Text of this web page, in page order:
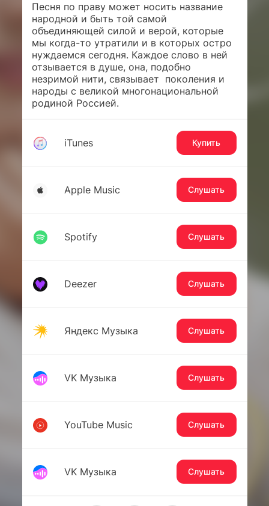
Песня по праву может носить название
народной и быть той самой
объединяющей силой и верой, которые
мы когда-то утратили и в которых остро
нуждаемся сегодня. Каждое слово в ней
отзывается в душе, она, подобно
незримой нити, связывает поколения и
народы с великой многонациональной
родиной Россией.
iTunes Купить
Apple Music Слушать
Spotify Слушать
Deezer Слушать
Яндекс Музыка Слушать
VK Музыка Слушать
YouTube Music Слушать
VK Музыка Слушать